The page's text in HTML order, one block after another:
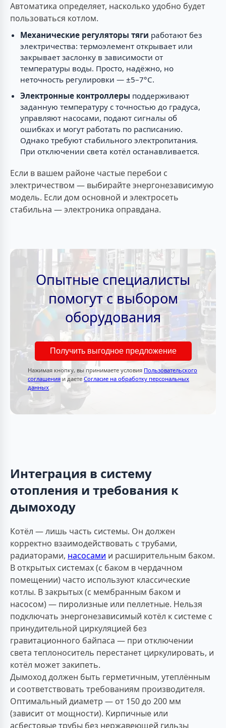
Автоматика определяет, насколько удобно будет
пользоваться котлом.
Механические регуляторы тяги работают без
электричества: термоэлемент открывает или
закрывает заслонку в зависимости от
температуры воды. Просто, надёжно, но
неточность регулировки — ±5–7°C.
Электронные контроллеры поддерживают
заданную температуру с точностью до градуса,
управляют насосами, подают сигналы об
ошибках и могут работать по расписанию.
Однако требуют стабильного электропитания.
При отключении света котёл останавливается.
Если в вашем районе частые перебои с
электричеством — выбирайте энергонезависимую
модель. Если дом основной и электросеть
стабильна — электроника оправдана.
Опытные специалисты
помогут с выбором
оборудования
Получить выгодное предложение
Нажимая кнопку, вы принимаете условия Пользовательского
соглашенияи даете Согласие на обработку персональных
данных
Интеграция в систему
отопления и требования к
дымоходу
Котёл — лишь часть системы. Он должен
корректно взаимодействовать с трубами,
радиаторами, насосами и расширительным баком.
В открытых системах (с баком в чердачном
помещении) часто используют классические
котлы. В закрытых (с мембранным баком и
насосом) — пиролизные или пеллетные. Нельзя
подключать энергонезависимый котёл к системе с
принудительной циркуляцией без
гравитационного байпаса — при отключении
света теплоноситель перестанет циркулировать, и
котёл может закипеть.
Дымоход должен быть герметичным, утеплённым
и соответствовать требованиям производителя.
Оптимальный диаметр — от 150 до 200 мм
(зависит от мощности). Кирпичные или
асбестовые трубы без нержавеющей гильзы